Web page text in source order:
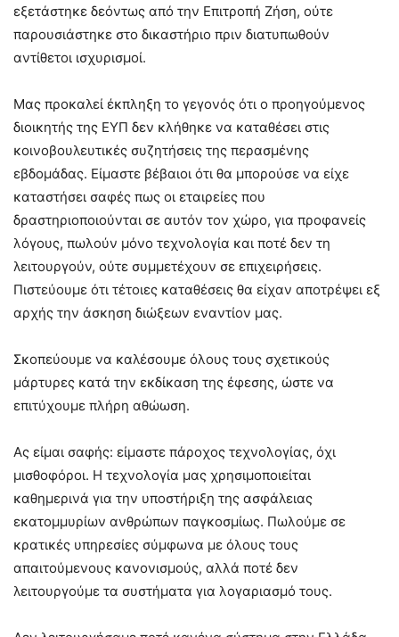
εξετάστηκε δεόντως από την Επιτροπή Ζήση, ούτε
παρουσιάστηκε στο δικαστήριο πριν διατυπωθούν
αντίθετοι ισχυρισμοί.
Μας προκαλεί έκπληξη το γεγονός ότι ο προηγούμενος
διοικητής της ΕΥΠ δεν κλήθηκε να καταθέσει στις
κοινοβουλευτικές συζητήσεις της περασμένης
εβδομάδας. Είμαστε βέβαιοι ότι θα μπορούσε να είχε
καταστήσει σαφές πως οι εταιρείες που
δραστηριοποιούνται σε αυτόν τον χώρο, για προφανείς
λόγους, πωλούν μόνο τεχνολογία και ποτέ δεν τη
λειτουργούν, ούτε συμμετέχουν σε επιχειρήσεις.
Πιστεύουμε ότι τέτοιες καταθέσεις θα είχαν αποτρέψει εξ
αρχής την άσκηση διώξεων εναντίον μας.
Σκοπεύουμε να καλέσουμε όλους τους σχετικούς
μάρτυρες κατά την εκδίκαση της έφεσης, ώστε να
επιτύχουμε πλήρη αθώωση.
Ας είμαι σαφής: είμαστε πάροχος τεχνολογίας, όχι
μισθοφόροι. Η τεχνολογία μας χρησιμοποιείται
καθημερινά για την υποστήριξη της ασφάλειας
εκατομμυρίων ανθρώπων παγκοσμίως. Πωλούμε σε
κρατικές υπηρεσίες σύμφωνα με όλους τους
απαιτούμενους κανονισμούς, αλλά ποτέ δεν
λειτουργούμε τα συστήματα για λογαριασμό τους.